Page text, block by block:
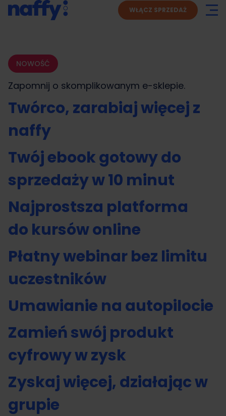
WŁĄCZ SPRZEDAŻ
NOWOŚĆ
Zapomnij o skomplikowanym e-sklepie.
Twórco, zarabiaj więcej z
naffy
Twój ebook gotowy do
sprzedaży w 10 minut
Najprostsza platforma
do kursów online
Płatny webinar bez limitu
uczestników
Umawianie na autopilocie
Zamień swój produkt
cyfrowy w zysk
Zyskaj więcej, działając w
grupie